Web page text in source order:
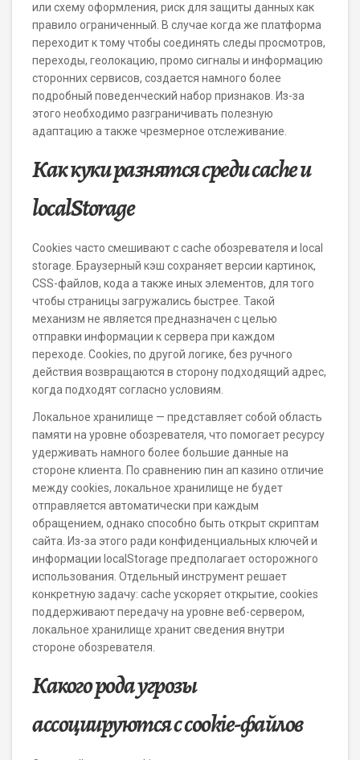
или схему оформления, риск для защиты данных как
правило ограниченный. В случае когда же платформа
переходит к тому чтобы соединять следы просмотров,
переходы, геолокацию, промо сигналы и информацию
сторонних сервисов, создается намного более
подробный поведенческий набор признаков. Из-за
этого необходимо разграничивать полезную
адаптацию а также чрезмерное отслеживание.
Как куки разнятся среди cache и
localStorage
Cookies часто смешивают с cache обозревателя и local
storage. Браузерный кэш сохраняет версии картинок,
CSS-файлов, кода а также иных элементов, для того
чтобы страницы загружались быстрее. Такой
механизм не является предназначен с целью
отправки информации к сервера при каждом
переходе. Cookies, по другой логике, без ручного
действия возвращаются в сторону подходящий адрес,
когда подходят согласно условиям.
Локальное хранилище — представляет собой область
памяти на уровне обозревателя, что помогает ресурсу
удерживать намного более большие данные на
стороне клиента. По сравнению пин ап казино отличие
между cookies, локальное хранилище не будет
отправляется автоматически при каждым
обращением, однако способно быть открыт скриптам
сайта. Из-за этого ради конфиденциальных ключей и
информации localStorage предполагает осторожного
использования. Отдельный инструмент решает
конкретную задачу: cache ускоряет открытие, cookies
поддерживают передачу на уровне веб-сервером,
локальное хранилище хранит сведения внутри
стороне обозревателя.
Какого рода угрозы
ассоциируются с cookie-файлов